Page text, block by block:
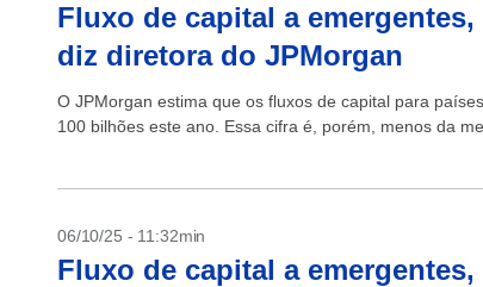
Fluxo de capital a
diz diretora do JPMorgan
O JPMorgan estima que os fluxos de capital para
100 bilhões este ano. Essa cifra é, porém, menos da
06/10/25 - 11:32min
Fluxo de capital a